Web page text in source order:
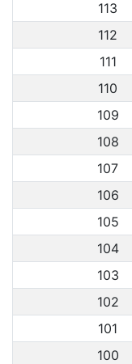
113
112
111
110
109
108
107
106
105
104
103
102
101
100